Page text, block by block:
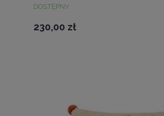
DOSTĘPNY
230,00 zł